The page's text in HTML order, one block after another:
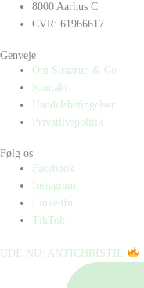
8000 Aarhus C
CVR: 61966617
Genveje
Om Straarup & Co
Kontakt
Handelsbetingelser
Privatlivspolitik
Følg os
Facebook
Instagram
LinkedIn
TikTok
UDE NU: ANTICHRISTIE